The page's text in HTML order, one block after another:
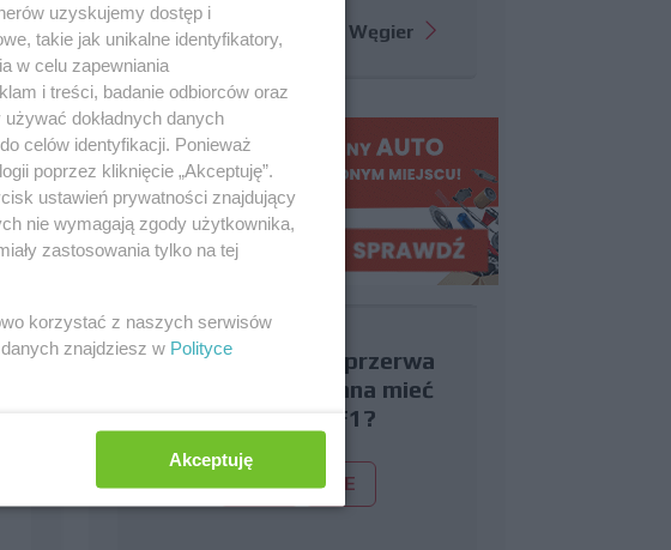
Więcej informacji o GP Węgier
Czy uważasz, że przerwa
wakacyjna powinna mieć
miejsce w F1?
TAK NIE
uzyskujemy dostęp i
takie jak unikalne identyfikatory,
w celu zapewniania
i treści, badanie odbiorców oraz
dokładnych danych
celów identyfikacji. Ponieważ
poprzez kliknięcie „Akceptuję”.
ustawień prywatności znajdujący
nie wymagają zgody użytkownika,
zastosowania tylko na tej
korzystać z naszych serwisów
znajdziesz w Polityce
Akceptuję